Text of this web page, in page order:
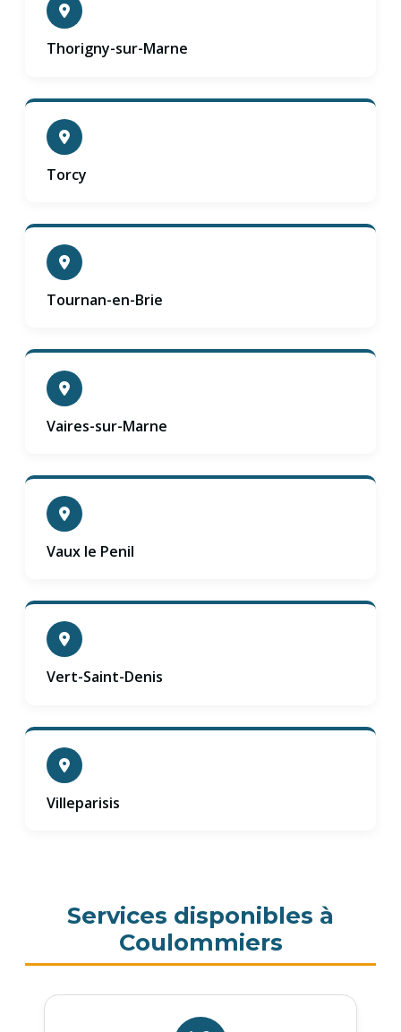
Thorigny-sur-Marne
Torcy
Tournan-en-Brie
Vaires-sur-Marne
Vaux le Penil
Vert-Saint-Denis
Villeparisis
Services disponibles à
Coulommiers